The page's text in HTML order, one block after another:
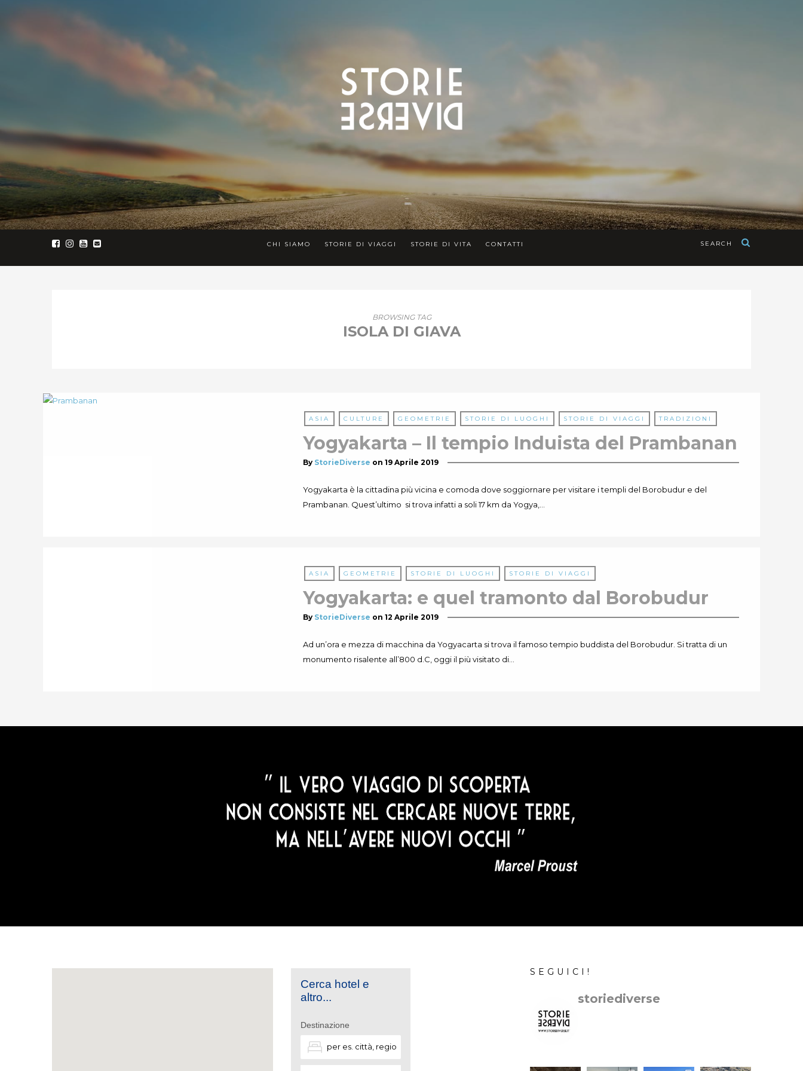
SEARCH
CHI SIAMO STORIE DI VIAGGI STORIE DI VITA CONTATTI
BROWSING TAG
ISOLA DI GIAVA
ASIA CULTURE GEOMETRIE STORIE DI LUOGHI STORIE DI VIAGGI TRADIZIONI
Yogyakarta – Il tempio Induista del Prambanan
By StorieDiverse on 19 Aprile 2019
Yogyakarta è la cittadina più vicina e comoda dove soggiornare per visitare i templi del Borobudur e del
Prambanan. Quest’ultimo si trova infatti a soli 17 km da Yogya,…
ASIA GEOMETRIE STORIE DI LUOGHI STORIE DI VIAGGI
Yogyakarta: e quel tramonto dal Borobudur
By StorieDiverse on 12 Aprile 2019
Ad un’ora e mezza di macchina da Yogyacarta si trova il famoso tempio buddista del Borobudur. Si tratta di un
monumento risalente all’800 d.C, oggi il più visitato di…
Cerca hotel e
altro...
Destinazione
SEGUICI!
storiediverse